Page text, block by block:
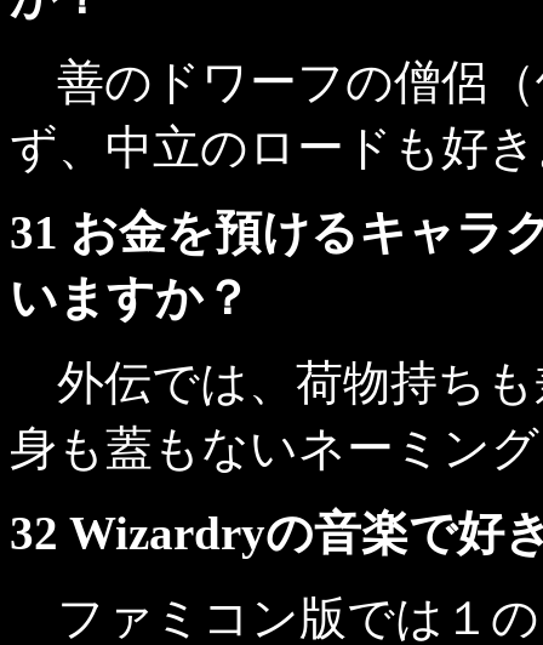
善のドワーフの僧侶
ず、中立のロードも好
31 お金を預けるキャラ
いますか？
外伝では、荷物持ち
身も蓋もないネーミン
32 Wizardryの音楽で好
ファミコン版では１